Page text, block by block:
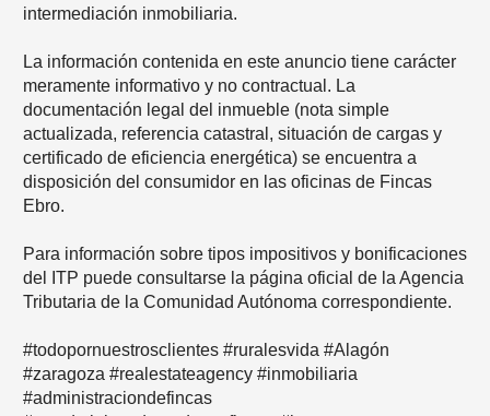
intermediación inmobiliaria.
La información contenida en este anuncio tiene carácter
meramente informativo y no contractual. La
documentación legal del inmueble (nota simple
actualizada, referencia catastral, situación de cargas y
certificado de eficiencia energética) se encuentra a
disposición del consumidor en las oficinas de Fincas
Ebro.
Para información sobre tipos impositivos y bonificaciones
del ITP puede consultarse la página oficial de la Agencia
Tributaria de la Comunidad Autónoma correspondiente.
#todopornuestrosclientes #ruralesvida #Alagón
#zaragoza #realestateagency #inmobiliaria
#administraciondefincas